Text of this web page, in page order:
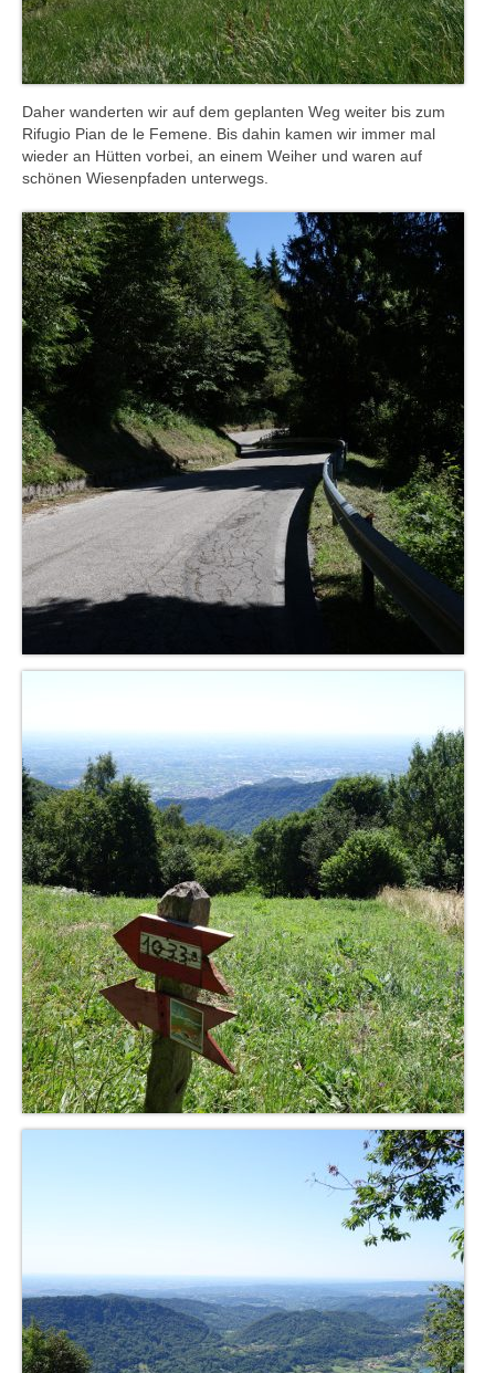
Daher wanderten wir auf dem geplanten Weg weiter bis zum
Rifugio Pian de le Femene. Bis dahin kamen wir immer mal
wieder an Hütten vorbei, an einem Weiher und waren auf
schönen Wiesenpfaden unterwegs.